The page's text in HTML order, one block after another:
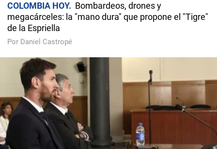
COLOMBIA HOY
Bombardeos, drones y
megacárceles: la "mano dura" que propone el "Tigre"
de la Espriella
Por Daniel Castropé